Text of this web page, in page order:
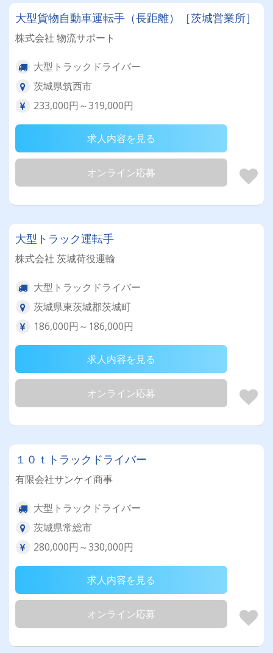
大型貨物自動車運転手（長距離）［茨城営業所］
株式会社 物流サポート
大型トラックドライバー
茨城県筑西市
233,000円～319,000円
求人内容を見る
オンライン応募
大型トラック運転手
株式会社 茨城荷役運輸
大型トラックドライバー
茨城県東茨城郡茨城町
186,000円～186,000円
求人内容を見る
オンライン応募
１０ｔトラックドライバー
有限会社サンケイ商事
大型トラックドライバー
茨城県常総市
280,000円～330,000円
求人内容を見る
オンライン応募